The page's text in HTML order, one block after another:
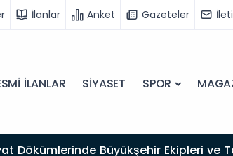
İlanlar Anket Gazeteler
İLANLAR SİYASET SPOR
Dökümlerinde Büyükşehir Ekipleri ve